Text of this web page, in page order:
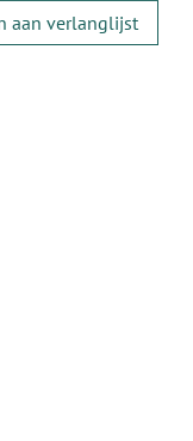
aan verlanglijst